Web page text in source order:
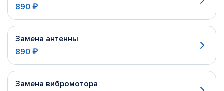
890 ₽
Замена антенны
890 ₽
Замена вибромотора